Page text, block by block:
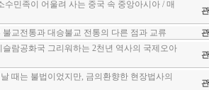
민족이 어울려 사는 중국 속 중앙아시아 / 매
교전통과 대승불교 전통의 다른 점과 교류
람공화국 그리워하는 2천년 역사의 국제오아
때는 불법이었지만, 금의환향한 현장법사의